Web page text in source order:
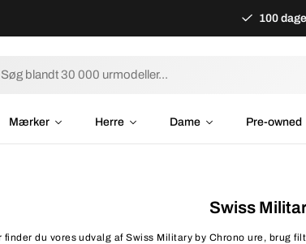
100
Mærker Herre Dame Pre-owned
Swiss
finder du vores udvalg af Swiss Military by Chrono ure, brug